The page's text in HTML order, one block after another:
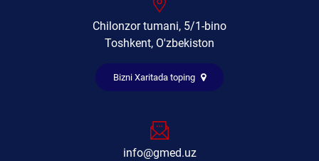
Chilonzor tumani, 5/1-bino
Toshkent, O'zbekiston
Bizni Xaritada toping
info@gmed.uz